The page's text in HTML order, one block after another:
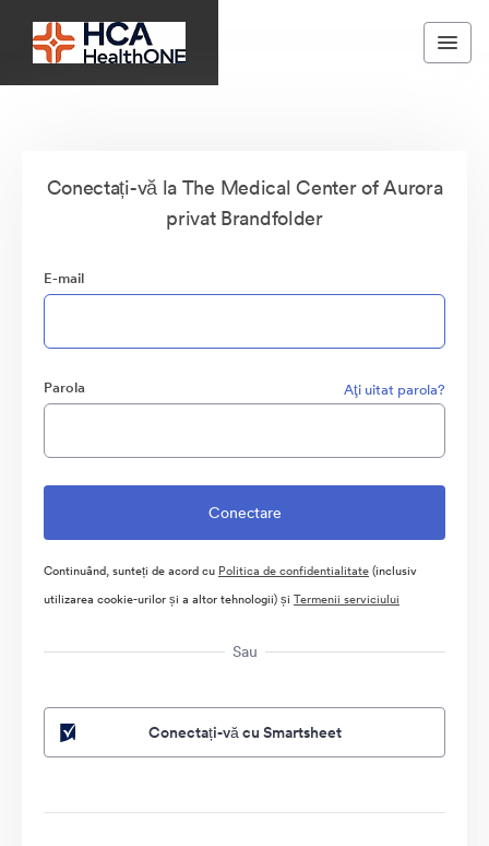
Conectați-vă la The Medical Center of Aurora
privat Brandfolder
E-mail
Parola Aţi uitat parola?
Continuând, sunteți de acord cu Politica de confidentialitate(inclusiv
utilizarea cookie-urilor și a altor tehnologii) și Termenii serviciului
Sau
Conectați-vă cu Smartsheet